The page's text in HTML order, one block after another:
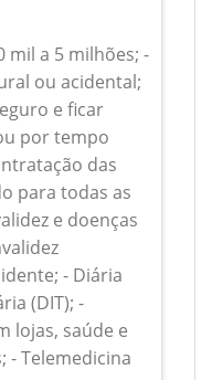
mil a 5 milhões; -
ou acidental;
e ficar
por tempo
das
para todas as
e doenças
- Diária
(DIT); -
lojas, saúde e
- Telemedicina